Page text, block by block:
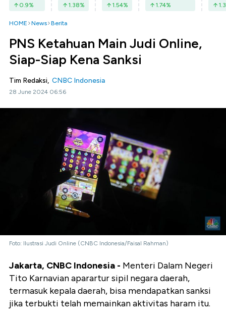
0.9% 1.38% 1.54% 1.74% 1.3
HOME News Berita
PNS Ketahuan Main Judi Online,
Siap-Siap Kena Sanksi
Tim Redaksi, CNBC Indonesia
28 June 2024 06:56
Foto: Ilustrasi Judi Online (CNBC Indonesia/Faisal Rahman)
Jakarta, CNBC Indonesia - Menteri Dalam Negeri
Tito Karnavian aparartur sipil negara daerah,
termasuk kepala daerah, bisa mendapatkan sanksi
jika terbukti telah memainkan aktivitas haram itu.